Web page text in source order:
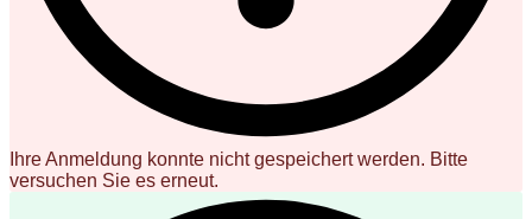
Ihre Anmeldung konnte nicht gespeichert werden. Bitte
versuchen Sie es erneut.